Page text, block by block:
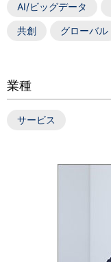
AI/ビッグデータ
共創 グローバル
業種
サービス